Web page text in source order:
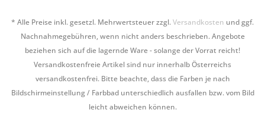
* Alle Preise inkl. gesetzl. Mehrwertsteuer zzgl.Versandkosten und ggf.
Nachnahmegebühren, wenn nicht anders beschrieben. Angebote
beziehen sich auf die lagernde Ware - solange der Vorrat reicht!
Versandkostenfreie Artikel sind nur innerhalb Österreichs
versandkostenfrei. Bitte beachte, dass die Farben je nach
Bildschirmeinstellung / Farbbad unterschiedlich ausfallen bzw. vom Bild
leicht abweichen können.